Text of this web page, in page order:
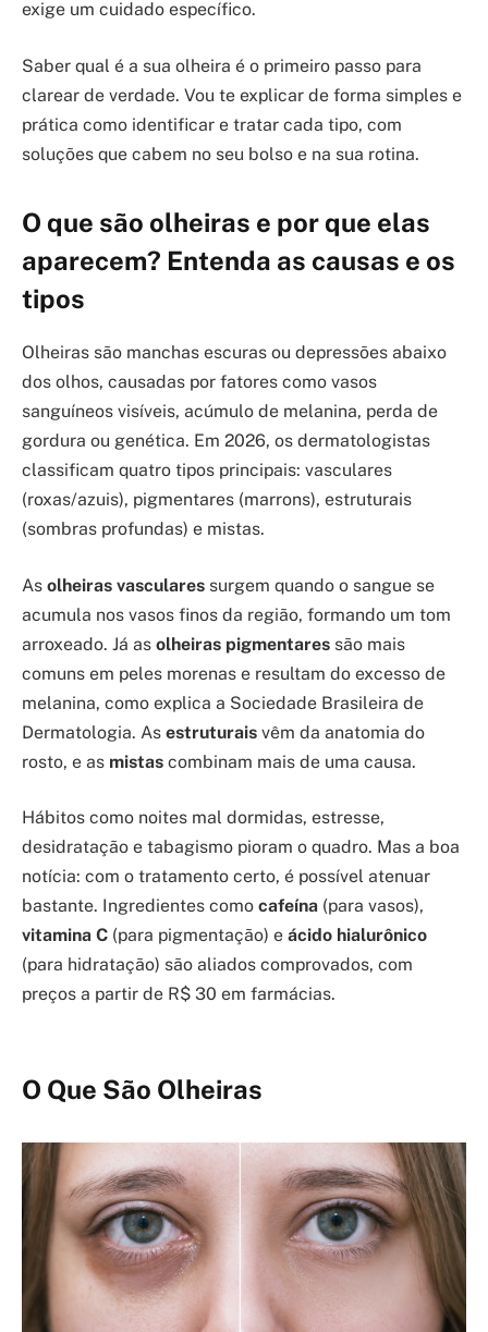
exige um cuidado específico.
Saber qual é a sua olheira é o primeiro passo para
clarear de verdade. Vou te explicar de forma simples e
prática como identificar e tratar cada tipo, com
soluções que cabem no seu bolso e na sua rotina.
O que são olheiras e por que elas
aparecem? Entenda as causas e os
tipos
Olheiras são manchas escuras ou depressões abaixo
dos olhos, causadas por fatores como vasos
sanguíneos visíveis, acúmulo de melanina, perda de
gordura ou genética. Em 2026, os dermatologistas
classificam quatro tipos principais: vasculares
(roxas/azuis), pigmentares (marrons), estruturais
(sombras profundas) e mistas.
As olheiras vasculares surgem quando o sangue se
acumula nos vasos finos da região, formando um tom
arroxeado. Já as olheiras pigmentares são mais
comuns em peles morenas e resultam do excesso de
melanina, como explica a Sociedade Brasileira de
Dermatologia. As estruturais vêm da anatomia do
rosto, e as mistas combinam mais de uma causa.
Hábitos como noites mal dormidas, estresse,
desidratação e tabagismo pioram o quadro. Mas a boa
notícia: com o tratamento certo, é possível atenuar
bastante. Ingredientes como cafeína (para vasos),
vitamina C (para pigmentação) e ácido hialurônico
(para hidratação) são aliados comprovados, com
preços a partir de R$ 30 em farmácias.
O Que São Olheiras